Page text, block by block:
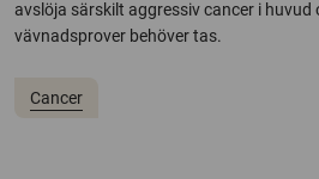
avslöja särskilt aggressiv cancer i
vävnadsprover behöver tas.
Cancer